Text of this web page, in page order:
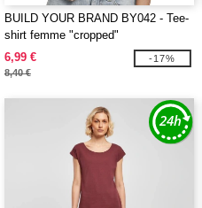
BUILD YOUR BRAND BY042 - Tee-
shirt femme "cropped"
6,99 €
8,40 €
-17%